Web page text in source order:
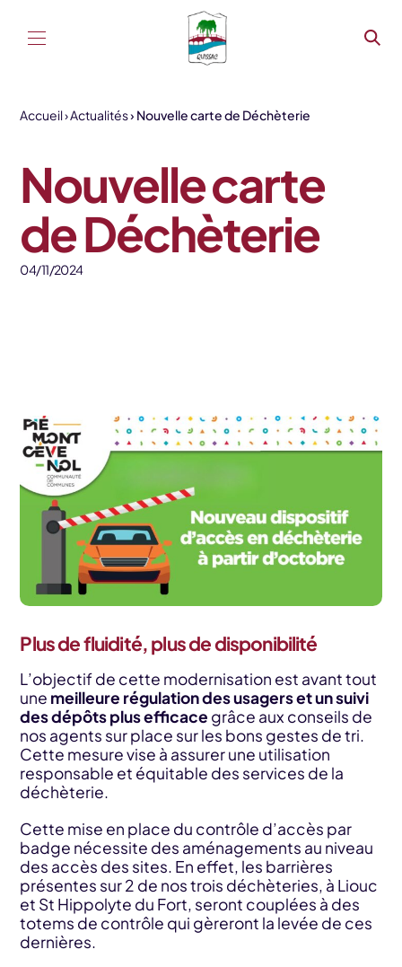
Accueil Actualités Nouvelle carte de Déchèterie
Nouvelle carte
de Déchèterie
04/11/2024
Plus de fluidité, plus de disponibilité
L’objectif de cette modernisation est avant tout
une meilleure régulation des usagers et un suivi
des dépôts plus efficace grâce aux conseils de
nos agents sur place sur les bons gestes de tri.
Cette mesure vise à assurer une utilisation
responsable et équitable des services de la
déchèterie.
Cette mise en place du contrôle d’accès par
badge nécessite des aménagements au niveau
des accès des sites. En effet, les barrières
présentes sur 2 de nos trois déchèteries, à Liouc
et St Hippolyte du Fort, seront couplées à des
totems de contrôle qui gèreront la levée de ces
dernières.